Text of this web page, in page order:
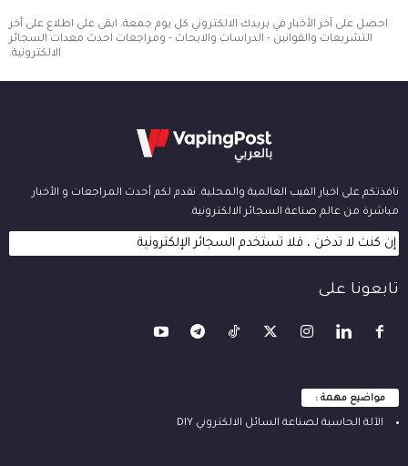
احصل على آخر الأخبار في بريدك الالكتروني كل يوم جمعة. ابقى على اطلاع على أخر
التشريعات والقوانين - الدراسات والابحاث - ومراجعات احدث معدات السجائر
الالكترونية.
نافذتكم على اخبار الفيب العالمية والمحلية. نقدم لكم أحدث المراجعات و الأخبار
مباشرة من عالم صناعة السجائر الالكترونية.
إن كنت لا تدخن ، فلا تستخدم السجائر الإلكترونية
تابعونا على
مواضيع مهمة :
الآلة ‫الحاسبة لصناعة السائل الالكتروني‬ DIY